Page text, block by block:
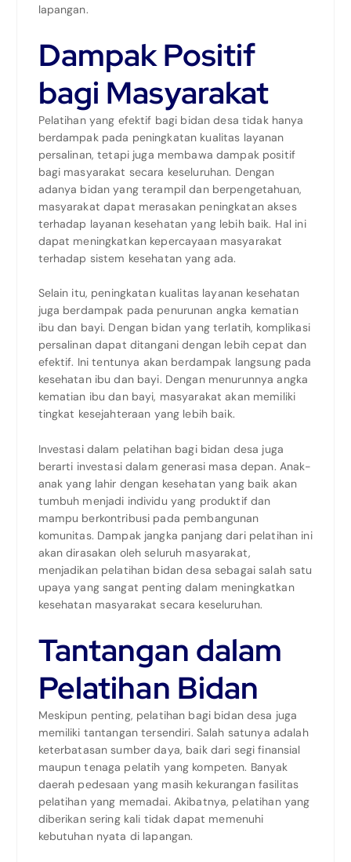
lapangan.
Dampak Positif
bagi Masyarakat
Pelatihan yang efektif bagi bidan desa tidak hanya
berdampak pada peningkatan kualitas layanan
persalinan, tetapi juga membawa dampak positif
bagi masyarakat secara keseluruhan. Dengan
adanya bidan yang terampil dan berpengetahuan,
masyarakat dapat merasakan peningkatan akses
terhadap layanan kesehatan yang lebih baik. Hal ini
dapat meningkatkan kepercayaan masyarakat
terhadap sistem kesehatan yang ada.
Selain itu, peningkatan kualitas layanan kesehatan
juga berdampak pada penurunan angka kematian
ibu dan bayi. Dengan bidan yang terlatih, komplikasi
persalinan dapat ditangani dengan lebih cepat dan
efektif. Ini tentunya akan berdampak langsung pada
kesehatan ibu dan bayi. Dengan menurunnya angka
kematian ibu dan bayi, masyarakat akan memiliki
tingkat kesejahteraan yang lebih baik.
Investasi dalam pelatihan bagi bidan desa juga
berarti investasi dalam generasi masa depan. Anak-
anak yang lahir dengan kesehatan yang baik akan
tumbuh menjadi individu yang produktif dan
mampu berkontribusi pada pembangunan
komunitas. Dampak jangka panjang dari pelatihan ini
akan dirasakan oleh seluruh masyarakat,
menjadikan pelatihan bidan desa sebagai salah satu
upaya yang sangat penting dalam meningkatkan
kesehatan masyarakat secara keseluruhan.
Tantangan dalam
Pelatihan Bidan
Meskipun penting, pelatihan bagi bidan desa juga
memiliki tantangan tersendiri. Salah satunya adalah
keterbatasan sumber daya, baik dari segi finansial
maupun tenaga pelatih yang kompeten. Banyak
daerah pedesaan yang masih kekurangan fasilitas
pelatihan yang memadai. Akibatnya, pelatihan yang
diberikan sering kali tidak dapat memenuhi
kebutuhan nyata di lapangan.